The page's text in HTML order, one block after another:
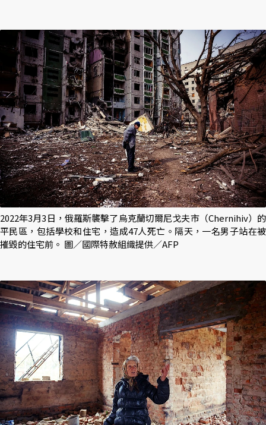
2022年3月3日，俄羅斯襲擊了烏克蘭切爾尼戈夫市（Chernihiv）的
平民區，包括學校和住宅，造成47人死亡。隔天，一名男子站在被
摧毀的住宅前。 圖／國際特赦組織提供／AFP